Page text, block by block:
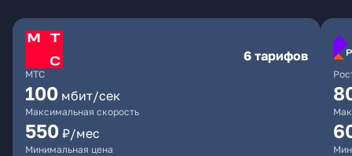
МТС
6 тарифов
100 мбит/сек
Максимальная скорость
550 ₽/мес
Минимальная цена